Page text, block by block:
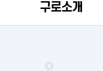
구로소개